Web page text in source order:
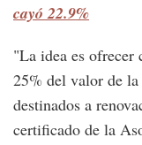
cayó 22.9%
"La idea es ofrecer
25% del valor de
destinados a
certificado de la